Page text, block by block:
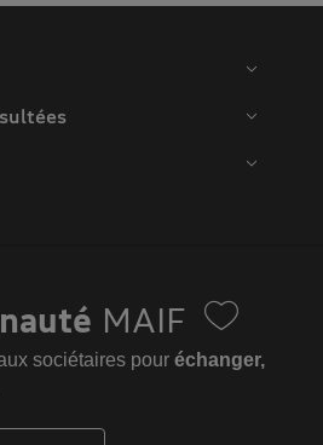
MAIF
sociétaires pour échanger,